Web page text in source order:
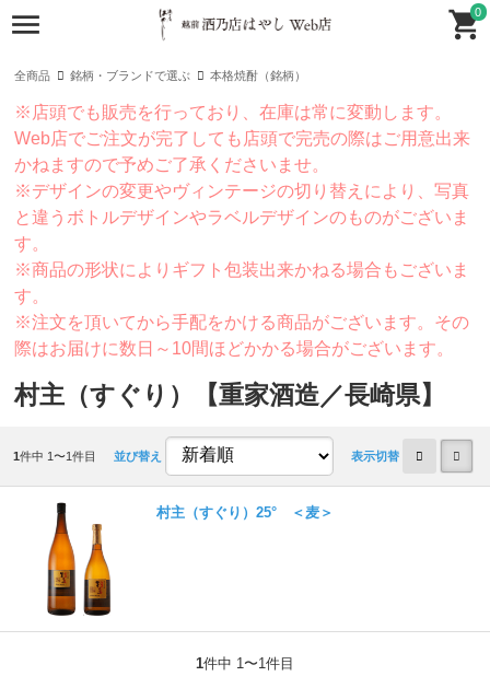
0
全商品 銘柄・ブランドで選ぶ 本格焼酎（銘柄）
※店頭でも販売を行っており、在庫は常に変動します。
Web店でご注文が完了しても店頭で完売の際はご用意出来
かねますので予めご了承くださいませ。
※デザインの変更やヴィンテージの切り替えにより、写真
と違うボトルデザインやラベルデザインのものがございま
す。
※商品の形状によりギフト包装出来かねる場合もございま
す。
※注文を頂いてから手配をかける商品がございます。その
際はお届けに数日～10間ほどかかる場合がございます。
村主（すぐり）【重家酒造／長崎県】
1件中 1〜1件目 並び替え 表示切替
村主（すぐり）25° ＜麦＞
1件中 1〜1件目